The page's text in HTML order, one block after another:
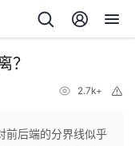
？
2.7k+
前后端的分界线似乎